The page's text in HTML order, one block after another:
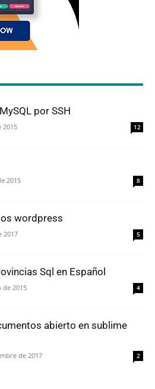
por SSH
2015 12
2015 8
wordpress
2017 5
Sql en Español
de 2015 4
abierto en sublime
de 2017 2